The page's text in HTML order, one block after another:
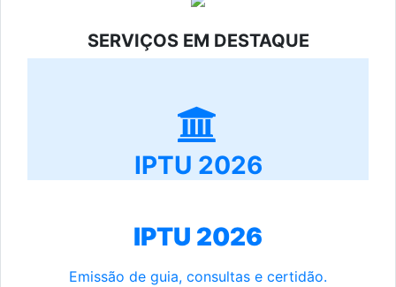
SERVIÇOS EM DESTAQUE
IPTU 2026
IPTU 2026
Emissão de guia, consultas e certidão.